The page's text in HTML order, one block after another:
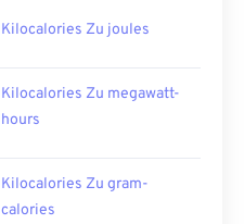
Kilocalories Zu joules
Kilocalories Zu megawatt-
hours
Kilocalories Zu gram-
calories